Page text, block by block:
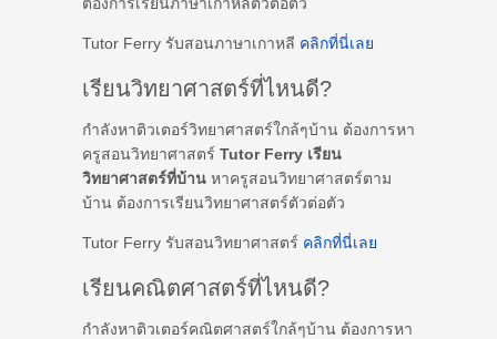
Tutor Ferry รับสอนภาษาเกาหลี คลิกที่นี่เลย
เรียนวิทยาศาสตร์ที่ไหนดี?
กำลังหาติวเตอร์วิทยาศาสตร์ใกล้ๆบ้าน ต้องการหา
ครูสอนวิทยาศาสตร์ Tutor Ferry เรียน
วิทยาศาสตร์ที่บ้าน หาครูสอนวิทยาศาสตร์ตาม
บ้าน ต้องการเรียนวิทยาศาสตร์ตัวต่อตัว
Tutor Ferry รับสอนวิทยาศาสตร์ คลิกที่นี่เลย
เรียนคณิตศาสตร์ที่ไหนดี?
กำลังหาติวเตอร์คณิตศาสตร์ใกล้ๆบ้าน ต้องการหา